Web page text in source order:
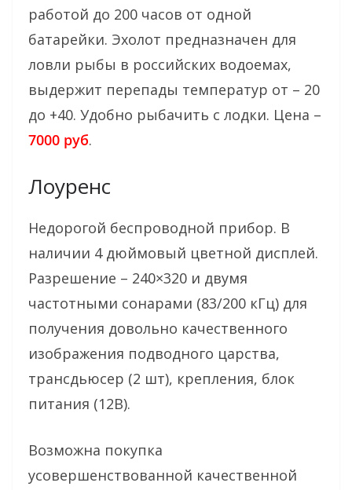
работой до 200 часов от одной
батарейки. Эхолот предназначен для
ловли рыбы в российских водоемах,
выдержит перепады температур от – 20
до +40. Удобно рыбачить с лодки. Цена –
7000 руб.
Лоуренс
Недорогой беспроводной прибор. В
наличии 4 дюймовый цветной дисплей.
Разрешение – 240×320 и двумя
частотными сонарами (83/200 кГц) для
получения довольно качественного
изображения подводного царства,
трансдьюсер (2 шт), крепления, блок
питания (12В).
Возможна покупка
усовершенствованной качественной